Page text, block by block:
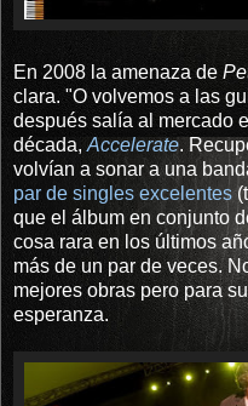
En 2008 la amenaza de
clara. "O volvemos a las
después salía al mercado
década, Accelerate.
volvían a sonar a una
par de singles excelentes
que el álbum en conjunto
cosa rara en los últimos
más de un par de veces.
mejores obras pero para
esperanza.